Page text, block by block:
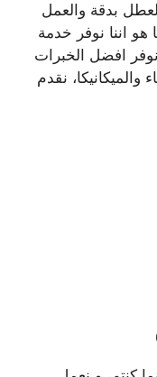
بدقة والعمل
هو اننا نوفر خدمة
افضل الخبرات
نقدم